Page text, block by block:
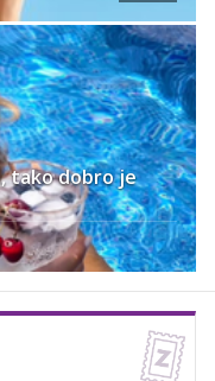
tako dobro je